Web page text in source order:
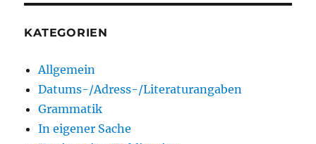
KATEGORIEN
Allgemein
Datums-/Adress-/Literaturangaben
Grammatik
In eigener Sache